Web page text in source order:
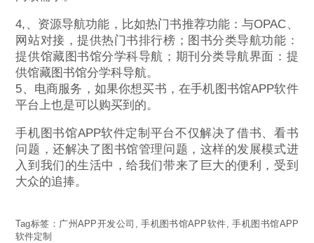
4,、资源导航功能，比如热门书推荐功能：与OPAC、
网站对接，提供热门书排行榜；图书分类导航功能：
提供馆藏图书馆分学科导航；期刊分类导航界面：提
供馆藏图书馆分学科导航。
5、电商服务，如果你想买书，在手机图书馆APP软件
平台上也是可以购买到的。
手机图书馆APP软件定制平台不仅解决了借书、看书
问题，还解决了图书馆管理问题，这样的发展模式进
入到我们的生活中，给我们带来了巨大的便利，受到
大众的追捧。
Tag标签： 广州APP开发公司 ,手机图书馆APP软件,手机图书馆APP
软件定制